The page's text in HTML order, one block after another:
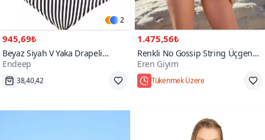
2
945,69₺
Beyaz Siyah V Yaka Drapeli
Toparlayıcı Mayo
Endeep
1000+
38,40,42
1.475,56₺
Renkli No Gossip String Üçgen
Dolgusuz Bikini Takım
Eren Giyim
Tükenmek Üzere